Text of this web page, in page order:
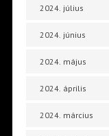
2024. július
2024. június
2024. május
2024. április
2024. március